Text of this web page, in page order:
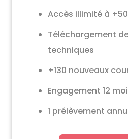
Accès illimité à
Téléchargement
techniques
+130 nouveaux
Engagement 12
1 prélèvement